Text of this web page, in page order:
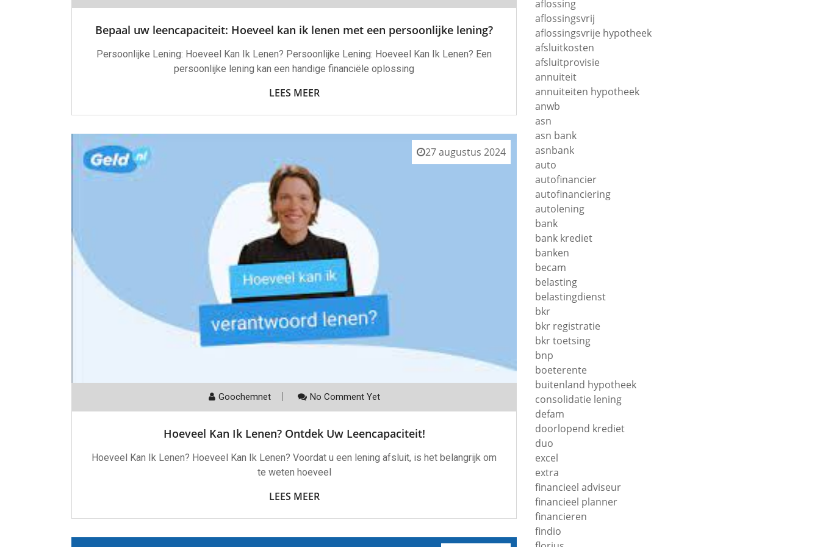
Bepaal uw leencapaciteit: Hoeveel kan ik lenen met een persoonlijke lening?
Persoonlijke Lening: Hoeveel Kan Ik Lenen? Persoonlijke Lening: Hoeveel Kan Ik Lenen? Een
persoonlijke lening kan een handige financiële oplossing
LEES MEER
27 augustus 2024
Goochemnet No Comment Yet
Hoeveel Kan Ik Lenen? Ontdek Uw Leencapaciteit!
Hoeveel Kan Ik Lenen? Hoeveel Kan Ik Lenen? Voordat u een lening afsluit, is het belangrijk om
te weten hoeveel
LEES MEER
aflossing
aflossingsvrij
aflossingsvrije hypotheek
afsluitkosten
afsluitprovisie
annuiteit
annuiteiten hypotheek
anwb
asn
asn bank
asnbank
auto
autofinancier
autofinanciering
autolening
bank
bank krediet
banken
becam
belasting
belastingdienst
bkr
bkr registratie
bkr toetsing
bnp
boeterente
buitenland hypotheek
consolidatie lening
defam
doorlopend krediet
duo
excel
extra
financieel adviseur
financieel planner
financieren
findio